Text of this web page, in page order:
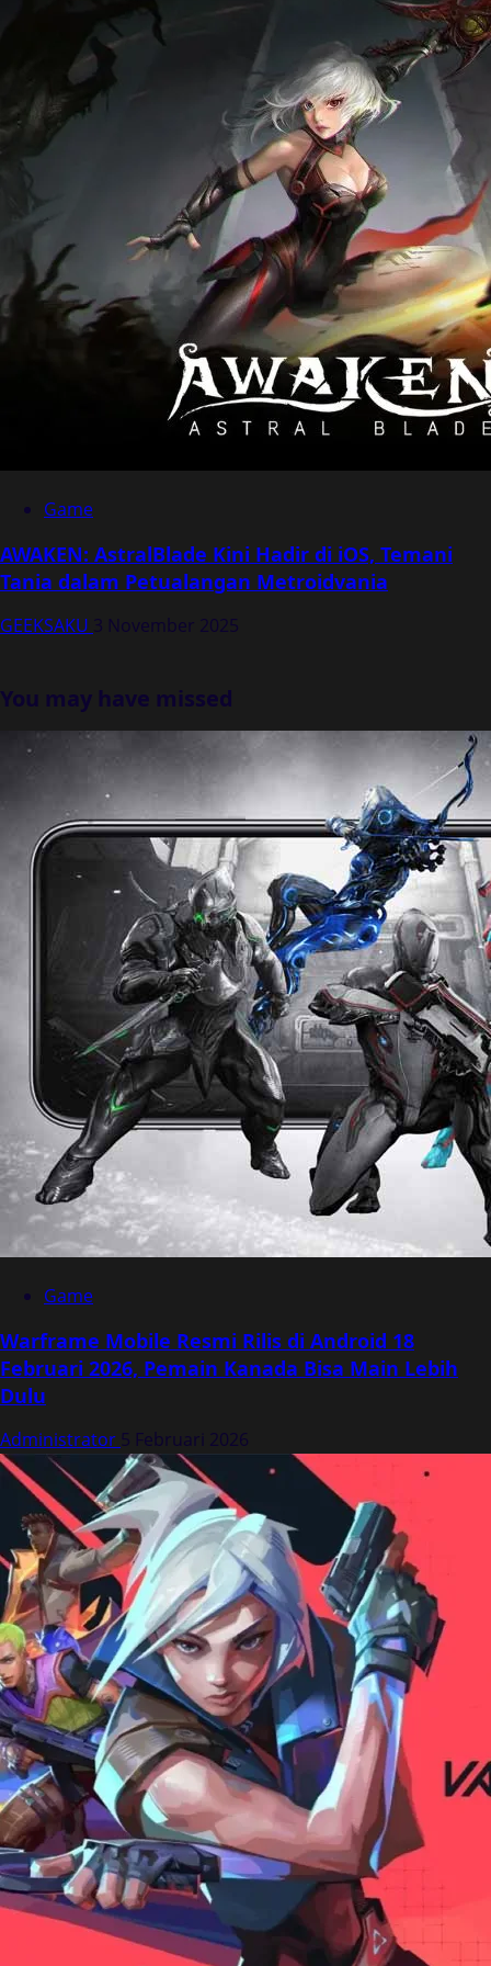
Game
AWAKEN: AstralBlade Kini Hadir di iOS, Temani
Tania dalam Petualangan Metroidvania
GEEKSAKU 3 November 2025
You may have missed
Game
Warframe Mobile Resmi Rilis di Android 18
Februari 2026, Pemain Kanada Bisa Main Lebih
Dulu
Administrator 5 Februari 2026